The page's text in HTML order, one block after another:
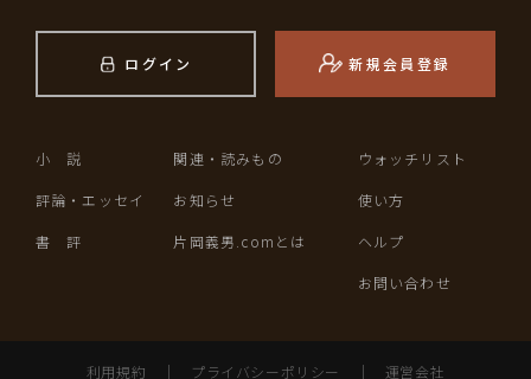
ログイン 新規会員登録
小 説
評論・エッセイ
書 評
関連・読みもの
お知らせ
片岡義男.comとは
ウォッチリスト
使い方
ヘルプ
お問い合わせ
利用規約 ｜ プライバシーポリシー ｜ 運営会社